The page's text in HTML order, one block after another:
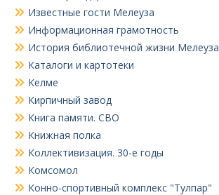
Известные гости Мелеуза
Информационная грамотность
История библиотечной жизни Мелеуза
Каталоги и картотеки
Келме
Кирпичный завод
Книга памяти. СВО
Книжная полка
Коллективизация. 30-е годы
Комсомол
Конно-спортивный комплекс "Тулпар"